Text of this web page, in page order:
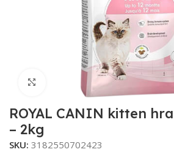
Click to enlarge
ROYAL CANIN kitten
– 2kg
SKU: 3182550702423